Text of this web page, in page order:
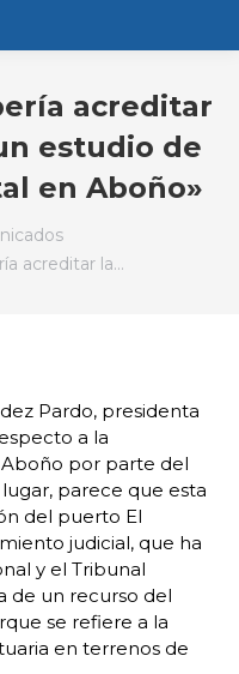
acreditar
estudio de
en Aboño»
acreditar la…
Pardo, presidenta
a la
por parte del
parece que esta
del puerto El
judicial, que ha
y el Tribunal
de un recurso del
se refiere a la
en terrenos de